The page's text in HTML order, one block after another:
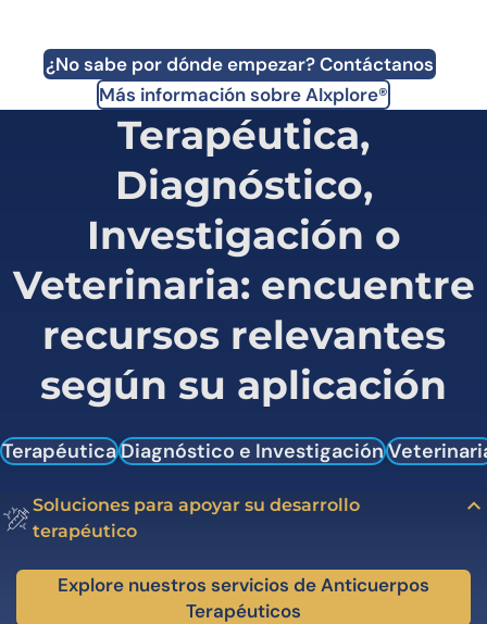
¿No sabe por dónde empezar? Contáctanos
Más información sobre AIxplore®
Terapéutica,
Diagnóstico,
Investigación o
Veterinaria: encuentre
recursos relevantes
según su aplicación
TerapéuticaDiagnóstico e Investigación
Soluciones para apoyar su desarrollo
terapéutico
Explore nuestros servicios de Anticuerpos
Terapéuticos